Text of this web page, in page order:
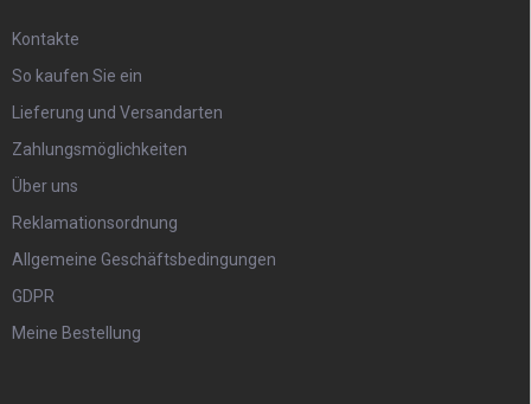
Kontakte
So kaufen Sie ein
Lieferung und Versandarten
Zahlungsmöglichkeiten
Über uns
Reklamationsordnung
Allgemeine Geschäftsbedingungen
GDPR
Meine Bestellung